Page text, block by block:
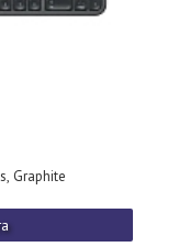
Graphite